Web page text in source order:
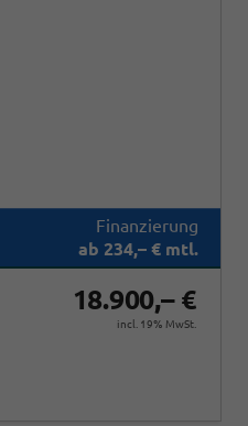
ab 234,– € mtl.
18.900,– €
incl. 19% MwSt.